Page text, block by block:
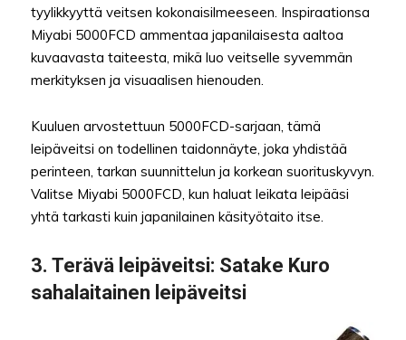
tyylikkyyttä veitsen kokonaisilmeeseen. Inspiraationsa
Miyabi 5000FCD ammentaa japanilaisesta aaltoa
kuvaavasta taiteesta, mikä luo veitselle syvemmän
merkityksen ja visuaalisen hienouden.
Kuuluen arvostettuun 5000FCD-sarjaan, tämä
leipäveitsi on todellinen taidonnäyte, joka yhdistää
perinteen, tarkan suunnittelun ja korkean suorituskyvyn.
Valitse Miyabi 5000FCD, kun haluat leikata leipääsi
yhtä tarkasti kuin japanilainen käsityötaito itse.
3. Terävä leipäveitsi: Satake Kuro
sahalaitainen leipäveitsi